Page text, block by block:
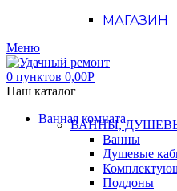
МАГАЗИН
Меню
0 пунктов 0,00Р
Наш каталог
Ванная комната
ВАННЫ,
Ванны
Душевые
Поддоны